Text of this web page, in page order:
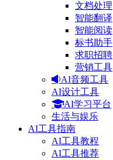
文档处理
智能翻译
智能阅读
标书助手
求职招聘
营销工具
AI音频工具
AI设计工具
AI学习平台
生活与娱乐
AI工具指南
AI工具教程
AI工具推荐